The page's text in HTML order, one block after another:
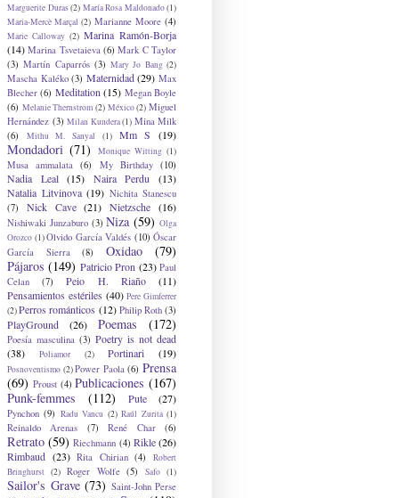
Marguerite Duras(2) María Rosa Maldonado(1)
Maria-Mercè Marçal (2) Marianne Moore (4)
Marie Calloway (2) Marina Ramón-Borja
(14) Marina Tsvetaieva (6) Mark C Taylor
(3) Martín Caparrós (3) Mary Jo Bang (2)
Mascha Kaléko (3) Maternidad (29) Max
Blecher (6) Meditation (15) Megan Boyle
(6) Melanie Thernstrom (2) México (2) Miguel
Hernández (3) Milan Kundera(1) Mina Milk
(6)
Mithu M. Sanyal (1) Mm S (19)
Mondadori (71) Monique Witting (1)
Musa ammalata (6) My Birthday (10)
Nadia Leal (15) Naira Perdu
(13)
Natalia Litvinova (19) Nichita Stanescu
(7)
Nick Cave (21) Nietzsche (16)
Nishiwaki Junzaburo (3) Niza (59) Olga
Orozco (1)Olvido García Valdés (10) Óscar
García Sierra
(8) Oxidao
(79)
Pájaros (149) Patricio Pron (23) Paul
Celan
(7) Peio H. Riaño
(11)
Pensamientos estériles (40) Pere Gimferrer
(2)Perros románticos (12) Philip Roth (3)
PlayGround (26) Poemas (172)
Poesía masculina (3) Poetry is not dead
(38)
Poliamor (2) Portinari (19)
Posnoventismo (2) Power Paola (6) Prensa
(69) Proust (4) Publicaciones (167)
Punk-femmes
(112) Pute (27)
Pynchon (9) Radu Vancu (2) Raúl Zurita (1)
Reinaldo Arenas (7) René Char (6)
Retrato (59) Riechmann (4) Rikle (26)
Rimbaud (23) Rita Chirian (4)
Robert
Bringhurst (2) Roger Wolfe (5) Safo (1)
Sailor's Grave (73) Saint-John Perse